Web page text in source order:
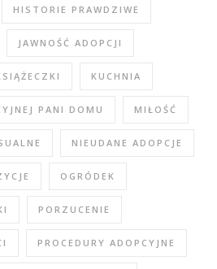
HISTORIE PRAWDZIWE
JAWNOŚĆ ADOPCJI
KUCHNIA
PANI DOMU MIŁOŚĆ
NIEUDANE ADOPCJE
OGRÓDEK
PORZUCENIE
PROCEDURY ADOPCYJNE